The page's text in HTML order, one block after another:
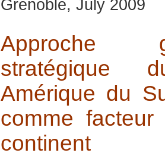
Grenoble, July 2009
Approche
stratégique
Amérique du
comme
continent